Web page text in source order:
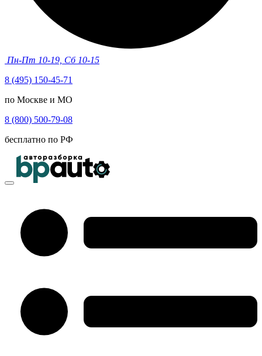
Пн-Пт 10-19, Сб 10-15
8 (495) 150-45-71
по Москве и МО
8 (800) 500-79-08
бесплатно по РФ